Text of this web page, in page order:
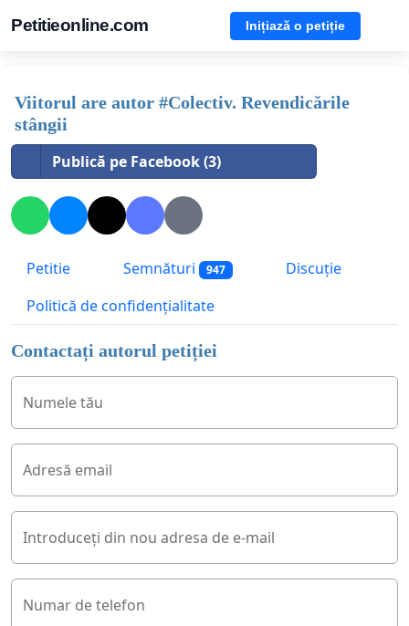
Petitieonline.com Inițiază o petiție
Viitorul are autor #Colectiv. Revendicările
stângii
Publică pe Facebook (3)
Petitie Semnături 947
Discuție
Politică de confidențialitate
Contactați autorul petiției
Numele tău
Adresă email
Introduceți din nou adresa de e-mail
Numar de telefon